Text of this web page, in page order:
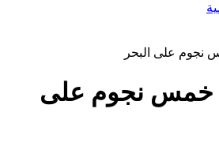
نجوم على البحر
خمس نجوم على